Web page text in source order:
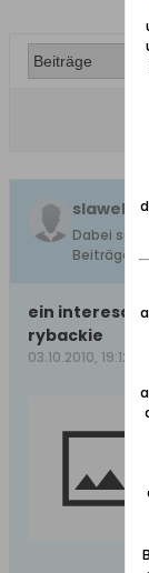
slawek
Dabei seit:
Beiträge:
ein
rybackie
03.10.2010, 19:12